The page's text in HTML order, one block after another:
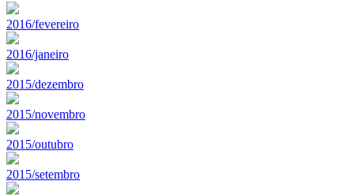
2016/fevereiro
2016/janeiro
2015/dezembro
2015/novembro
2015/outubro
2015/setembro